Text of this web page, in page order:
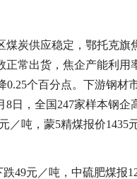
炭供应稳定，鄂托克旗
常出货，焦企产能利用
0.25个百分点。下游钢材
日，全国247家样本钢企
／吨，蒙5精煤报价1435
49元／吨，中硫肥煤报